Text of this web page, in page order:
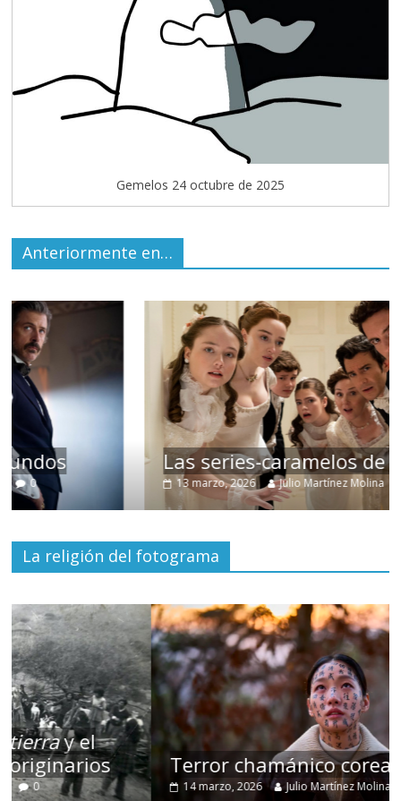
Gemelos 24 octubre de 2025
Anteriormente en…
Las series-caramelos de Shondaland
13 marzo, 2026 Julio Martínez Molina 0
La religión del fotograma
Terror chamánico coreano
14 marzo, 2026 Julio Martínez Molina 0